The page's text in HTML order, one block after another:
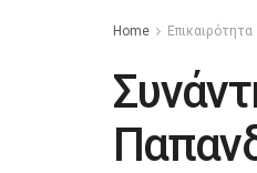
Home Επικαιρότητα